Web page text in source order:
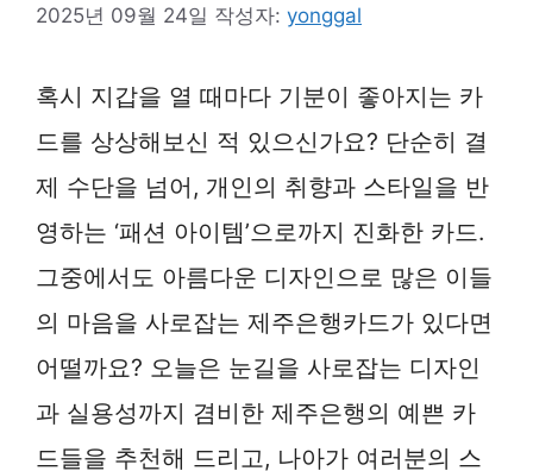
2025년 09월 24일 작성자: yonggal
혹시 지갑을 열 때마다 기분이 좋아지는 카
드를 상상해보신 적 있으신가요? 단순히 결
제 수단을 넘어, 개인의 취향과 스타일을 반
영하는 ‘패션 아이템’으로까지 진화한 카드.
그중에서도 아름다운 디자인으로 많은 이들
의 마음을 사로잡는 제주은행카드가 있다면
어떨까요? 오늘은 눈길을 사로잡는 디자인
과 실용성까지 겸비한 제주은행의 예쁜 카
드들을 추천해 드리고, 나아가 여러분의 스